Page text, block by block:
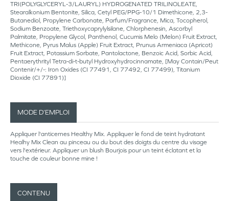
TRI(POLYGLYCERYL-3/LAURYL) HYDROGENATED TRILINOLEATE,
Stearalkonium Bentonite, Silica, Cetyl PEG/PPG-10/1 Dimethicone, 2,3-
Butanediol, Propylene Carbonate, Parfum/Fragrance, Mica, Tocopherol,
Sodium Benzoate, Triethoxycaprylylsilane, Chlorphenesin, Ascorbyl
Palmitate, Propylene Glycol, Panthenol, Cucumis Melo (Melon) Fruit Extract,
Methicone, Pyrus Malus (Apple) Fruit Extract, Prunus Armeniaca (Apricot)
Fruit Extract, Potassium Sorbate, Pantolactone, Benzoic Acid, Sorbic Acid,
Pentaerythrityl Tetra-di-t-butyl Hydroxyhydrocinnamate, [May Contain/Peut
Contenir/+/-: Iron Oxides (CI 77491, CI 77492, CI 77499), Titanium
Dioxide (CI 77891)]
MODE D’EMPLOI
Appliquer l'anticernes Healthy Mix. Appliquer le fond de teint hydratant
Healhy Mix Clean au pinceau ou du bout des doigts du centre du visage
vers l'extérieur. Appliquer un blush Bourjois pour un teint éclatant et la
touche de couleur bonne mine !
CONTENU